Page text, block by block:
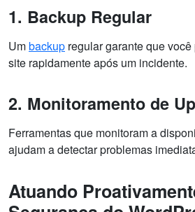
1. Backup Regular
Umbackup regular garante que
site rapidamente após um incidente.
2. Monitoramento de
Ferramentas que monitoram a
ajudam a detectar problemas
Atuando